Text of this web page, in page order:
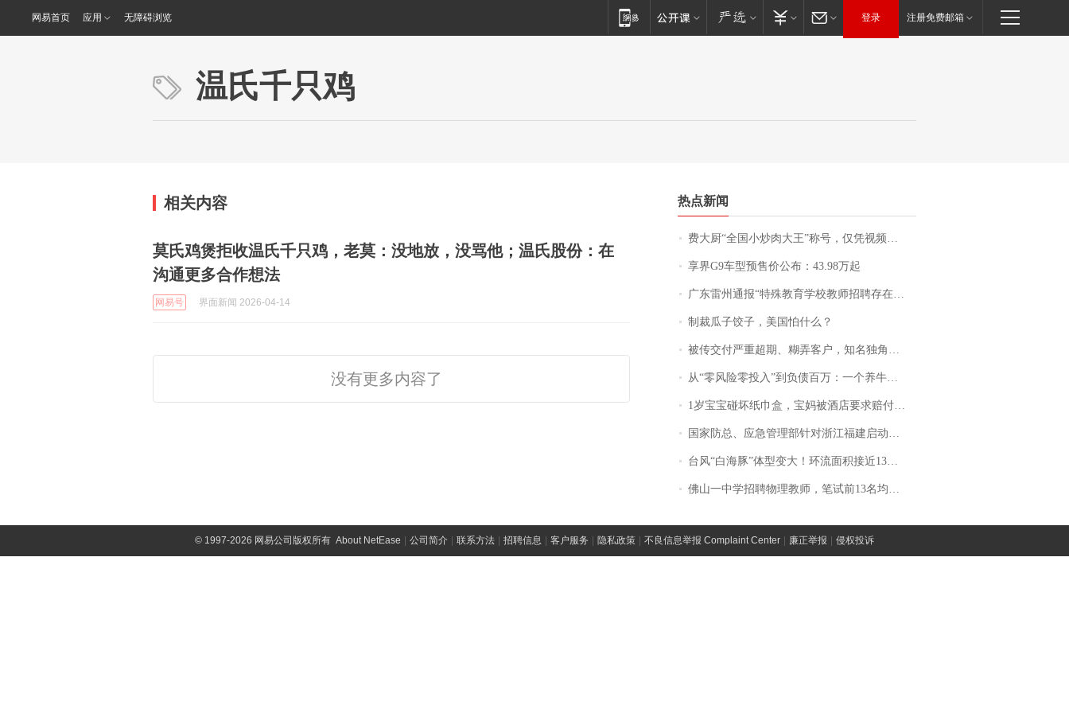
网易首页 应用 无障碍浏览 登录 注册免费邮箱
温氏千只鸡
相关内容
莫氏鸡煲拒收温氏千只鸡，老莫：没地放，没骂他；温氏股份：在
沟通更多合作想法
网易号 界面新闻 2026-04-14
没有更多内容了
热点新闻
费大厨“全国小炒肉大王”称号，仅凭视频评出？中国烹饪协会回应
享界G9车型预售价公布：43.98万起
广东雷州通报“特殊教育学校教师招聘存在违规行为”：已启动问责程序 副校长被停职
制裁瓜子饺子，美国怕什么？
被传交付严重超期、糊弄客户，知名独角兽车企创始人回应：都没证据，将依法采取措施，“本人长期与美国交管局保持沟通，对方表示肯定”
从“零风险零投入”到负债百万：一个养牛项目崩盘后，谁该为农户的贷款买单丨红星调查
1岁宝宝碰坏纸巾盒，宝妈被酒店要求赔付924元！三亚一酒店回复：骨瓷定制！网友一查价格，吵翻了
国家防总、应急管理部针对浙江福建启动防汛防台风四级应急响应
台风“白海豚”体型变大！环流面积接近13个浙江那么大
佛山一中学招聘物理教师，笔试前13名均遭淘汰？教育局：已叫停招聘，成立调查组全面核查
©1997-2026 网易公司版权所有 About NetEase 公司简介 联系方法 招聘信息 客户服务 隐私政策 不良信息举报 Complaint Center 廉正举报 侵权投诉